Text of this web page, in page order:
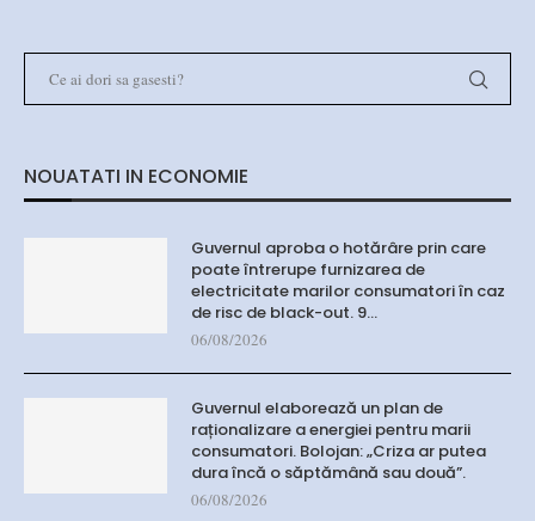
NOUATATI IN ECONOMIE
Guvernul aproba o hotărâre prin care
poate întrerupe furnizarea de
electricitate marilor consumatori în caz
de risc de black-out. 9…
06/08/2026
Guvernul elaborează un plan de
raționalizare a energiei pentru marii
consumatori. Bolojan: „Criza ar putea
dura încă o săptămână sau două”.
06/08/2026